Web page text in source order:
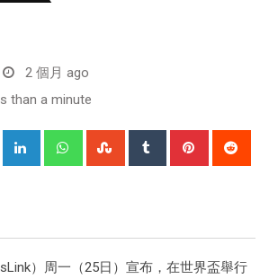
2 個月 ago
than a minute
）周一（25日）宣布，在世界盃舉行